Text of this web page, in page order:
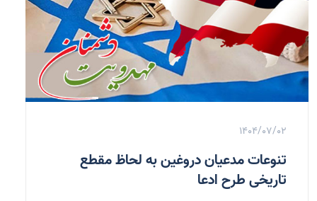
1404/07/02
تنوعات مدعیان دروغین به لحاظ مقطع
تاریخی طرح ادعا